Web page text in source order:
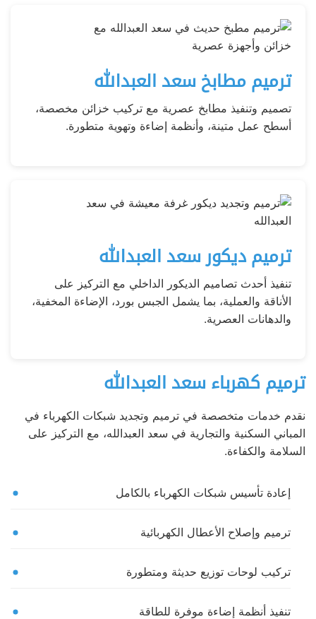
ترميم مطابخ سعد العبدالله
تصميم وتنفيذ مطابخ عصرية مع تركيب خزائن مخصصة،
أسطح عمل متينة، وأنظمة إضاءة وتهوية متطورة.
ترميم ديكور سعد العبدالله
تنفيذ أحدث تصاميم الديكور الداخلي مع التركيز على
الأناقة والعملية، بما يشمل الجبس بورد، الإضاءة المخفية،
والدهانات العصرية.
ترميم كهرباء سعد العبدالله
نقدم خدمات متخصصة في ترميم وتجديد شبكات الكهرباء في
المباني السكنية والتجارية في سعد العبدالله، مع التركيز على
السلامة والكفاءة.
إعادة تأسيس شبكات الكهرباء بالكامل
ترميم وإصلاح الأعطال الكهربائية
تركيب لوحات توزيع حديثة ومتطورة
تنفيذ أنظمة إضاءة موفرة للطاقة